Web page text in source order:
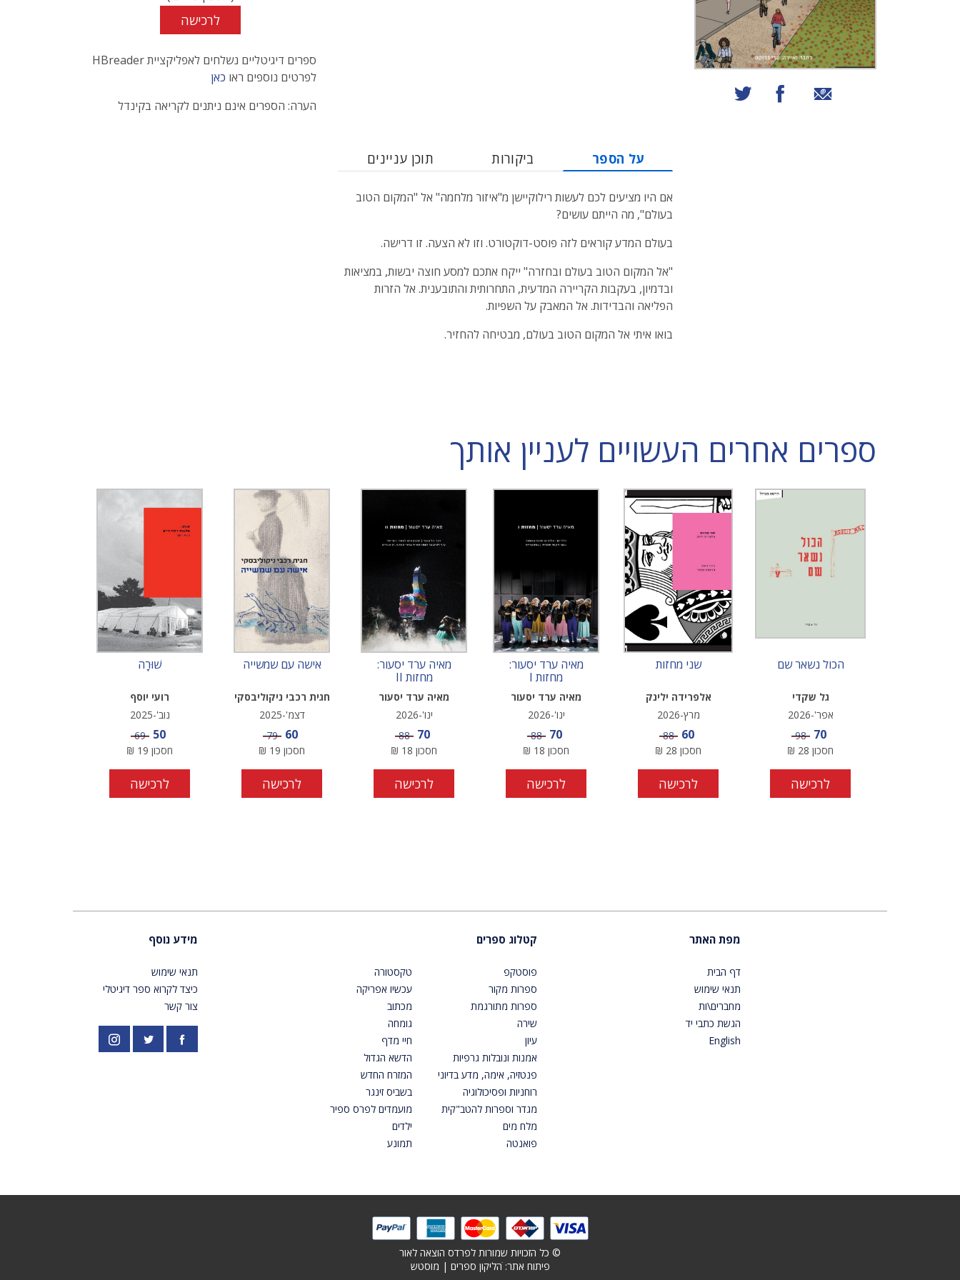
שיתוף באמצעות אימייל
שיתוף בפייסבוק
לרכישה
ספרים דיגיטליים נשלחים לאפליקציית HBreader
לפרטים נוספים ראו כאן
הערה: הספרים אינם ניתנים לקריאה בקינדל
על הספר ביקורות תוכן עניינים
אם היו מציעים לכם לעשות רילוקיישן מ"איזור מלחמה" אל "המקום הטוב
בעולם", מה הייתם עושים?
בעולם המדע קוראים לזה פוסט-דוקטורט. וזו לא הצעה. זו דרישה.
"אל המקום הטוב בעולם ובחזרה" ייקח אתכם למסע חוצה יבשות, במציאות
ובדמיון, בעקבות הקריירה המדעית, התחרותית והתובענית. אל הזרות
הפליאה והבדידות. אל המאבק על השפיות.
בואו איתי אל המקום הטוב בעולם, מבטיחה להחזיר.
ספרים אחרים העשויים לעניין אותך
הכול נשאר שם
גל שקדי
אפר'-2026
מחיר מבצע
70 מחיר
98
חסכון 28
₪
לרכישה
שני מחזות
אלפרידה ילינק
מרץ-2026
מחיר מבצע
60 מחיר
88
חסכון 28
₪
לרכישה
מאיה ערד יסעור:
מחזות I
מאיה ערד יסעור
ינו'-2026
מחיר מבצע
70 מחיר
88
חסכון 18
₪
לרכישה
מאיה ערד יסעור:
מחזות II
מאיה ערד יסעור
ינו'-2026
מחיר מבצע
70 מחיר
88
חסכון 18
₪
לרכישה
אישה עם שמשייה
חגית רכבי ניקוליבסקי
דצמ'-2025
מחיר מבצע
60 מחיר
79
חסכון 19
₪
לרכישה
שׁוּרָה
רועי יוסף
נוב'-2025
מחיר מבצע
50 מחיר
69
חסכון 19
₪
לרכישה
מפת האתר
דף הבית
תנאי שימוש
מחברים\ות
הגשת כתבי יד
English
קטלוג ספרים
פוסטקפ
ספרות מקור
ספרות מתורגמת
שירה
עיון
אמנות ונובלות גרפיות
פנטזיה, אימה, מדע בדיוני
רוחניות ופסיכולוגיה
מגדר וספרות להטב"קית
מלח מים
פואנטה
טקסטורה
עכשיו אפריקה
מכתוב
גומחה
חיי מדף
הדשא הגדול
המזרח החדש
בשביס זינגר
מועמדים לפרס ספיר
ילדים
תמונע
מידע נוסף
תנאי שימוש
כיצד לקרוא ספר דיגיטלי
צור קשר
פייסבוק PardesPublish
אינסטגרם
© כל הזכויות שמורות לפרדס הוצאה לאור
פיתוח אתר: ׁהליקון ספרים | מוסטש